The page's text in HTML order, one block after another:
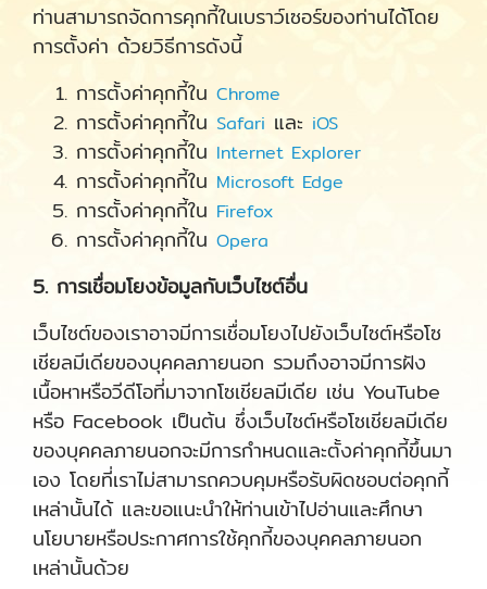
ท่านสามารถจัดการคุกกี้ในเบราว์เซอร์ของท่านได้โดย
การตั้งค่า ด้วยวิธีการดังนี้
การตั้งค่าคุกกี้ใน Chrome
การตั้งค่าคุกกี้ใน Safari และ iOS
การตั้งค่าคุกกี้ใน Internet Explorer
การตั้งค่าคุกกี้ใน Microsoft Edge
การตั้งค่าคุกกี้ใน Firefox
การตั้งค่าคุกกี้ใน Opera
5. การเชื่อมโยงข้อมูลกับเว็บไซต์อื่น
เว็บไซต์ของเราอาจมีการเชื่อมโยงไปยังเว็บไซต์หรือโซ
เชียลมีเดียของบุคคลภายนอก รวมถึงอาจมีการฝัง
เนื้อหาหรือวีดีโอที่มาจากโซเชียลมีเดีย เช่น YouTube
หรือ Facebook เป็นต้น ซึ่งเว็บไซต์หรือโซเชียลมีเดีย
ของบุคคลภายนอกจะมีการกำหนดและตั้งค่าคุกกี้ขึ้นมา
เอง โดยที่เราไม่สามารถควบคุมหรือรับผิดชอบต่อคุกกี้
เหล่านั้นได้ และขอแนะนำให้ท่านเข้าไปอ่านและศึกษา
นโยบายหรือประกาศการใช้คุกกี้ของบุคคลภายนอก
เหล่านั้นด้วย